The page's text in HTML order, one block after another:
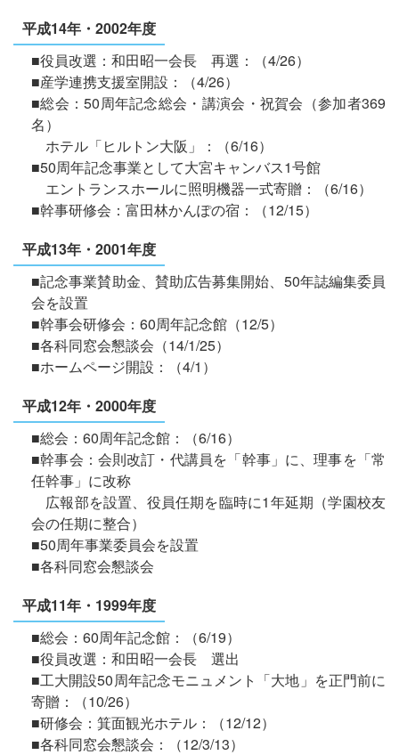
平成14年・2002年度
■役員改選：和田昭一会長 再選：（4/26）
■産学連携支援室開設：（4/26）
■総会：50周年記念総会・講演会・祝賀会（参加者369
名）
ホテル「ヒルトン大阪」：（6/16）
■50周年記念事業として大宮キャンバス1号館
エントランスホールに照明機器一式寄贈：（6/16）
■幹事研修会：富田林かんぽの宿：（12/15）
平成13年・2001年度
■記念事業賛助金、賛助広告募集開始、50年誌編集委員
会を設置
■幹事会研修会：60周年記念館（12/5）
■各科同窓会懇談会（14/1/25）
■ホームページ開設：（4/1）
平成12年・2000年度
■総会：60周年記念館：（6/16）
■幹事会：会則改訂・代講員を「幹事」に、理事を「常
任幹事」に改称
広報部を設置、役員任期を臨時に1年延期（学園校友
会の任期に整合）
■50周年事業委員会を設置
■各科同窓会懇談会
平成11年・1999年度
■総会：60周年記念館：（6/19）
■役員改選：和田昭一会長 選出
■工大開設50周年記念モニュメント「大地」を正門前に
寄贈：（10/26）
■研修会：箕面観光ホテル：（12/12）
■各科同窓会懇談会：（12/3/13）